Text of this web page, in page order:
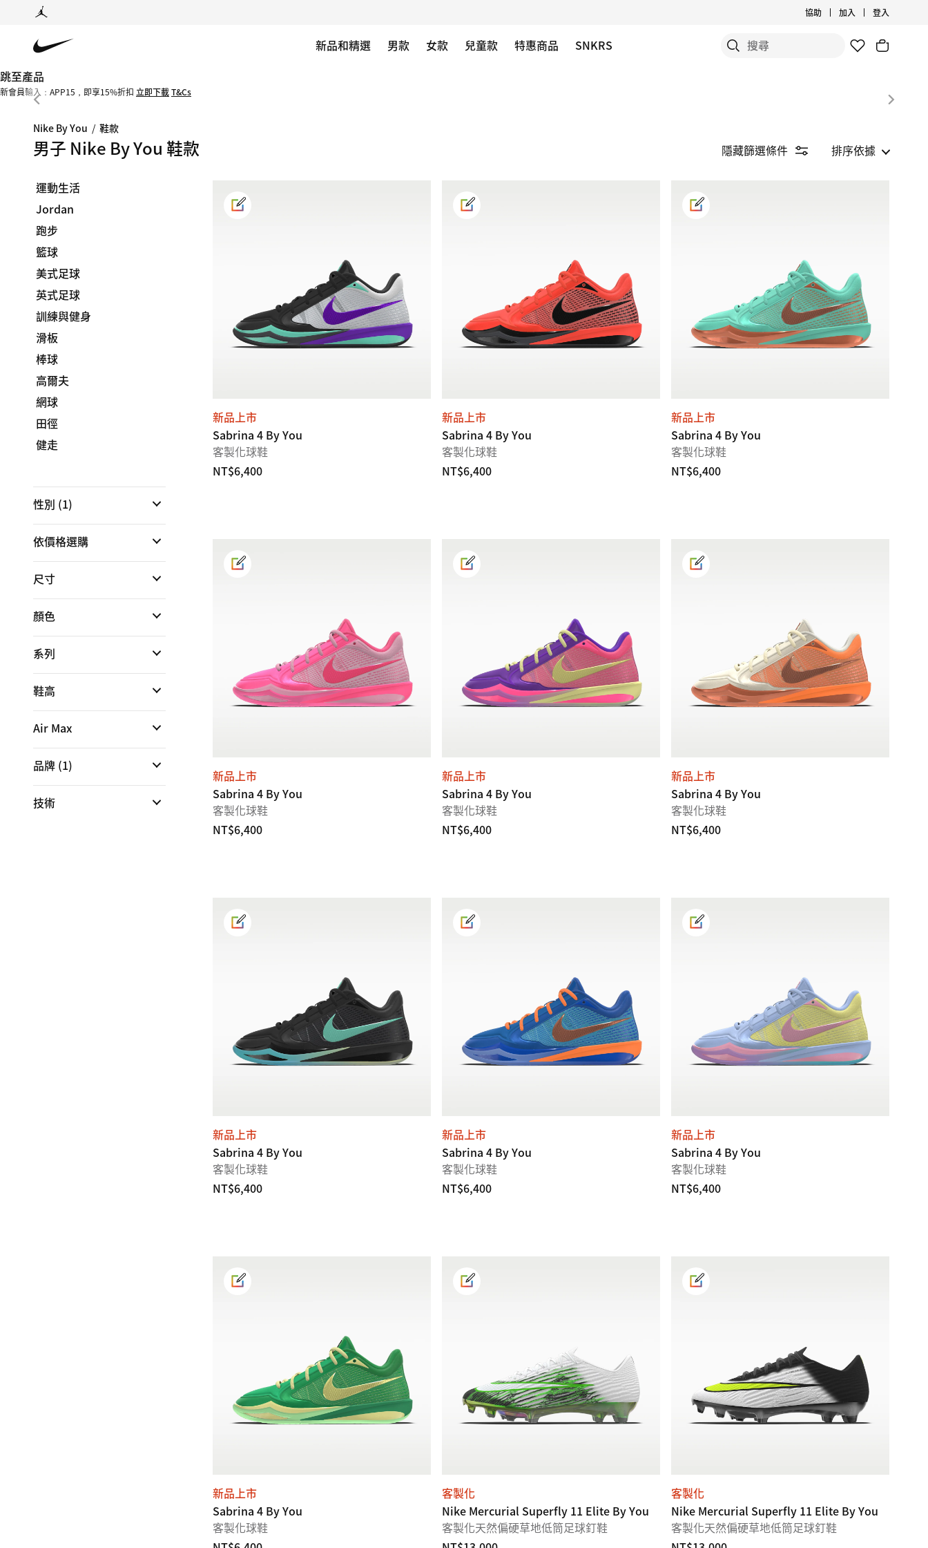
協助 加入 登入
新品和精選 男款 女款 兒童款 特惠商品
SNKRS
跳至產品
新會員輸入：APP15，即享15%折扣 立即下載T&Cs
Nike By You / 鞋款
男子 Nike By You 鞋款 隱藏篩選條件 排序依據
運動生活
Jordan
跑步
籃球
美式足球
英式足球
訓練與健身
滑板
棒球
高爾夫
網球
田徑
健走
性別 (1)
依價格選購
尺寸
顏色
系列
鞋高
Air Max
品牌 (1)
技術
新品上市
Sabrina 4 By You
客製化球鞋
NT$6,400
新品上市
Sabrina 4 By You
客製化球鞋
NT$6,400
新品上市
Sabrina 4 By You
客製化球鞋
NT$6,400
新品上市
Sabrina 4 By You
客製化球鞋
NT$6,400
新品上市
Sabrina 4 By You
客製化球鞋
NT$6,400
新品上市
Sabrina 4 By You
客製化球鞋
NT$6,400
新品上市
Sabrina 4 By You
客製化球鞋
NT$6,400
新品上市
Sabrina 4 By You
客製化球鞋
NT$6,400
新品上市
Sabrina 4 By You
客製化球鞋
NT$6,400
新品上市
Sabrina 4 By You
客製化球鞋
客製化
Nike Mercurial Superfly 11 Elite By You
客製化天然偏硬草地低筒足球釘鞋
客製化
Nike Mercurial Superfly 11 Elite By You
客製化天然偏硬草地低筒足球釘鞋